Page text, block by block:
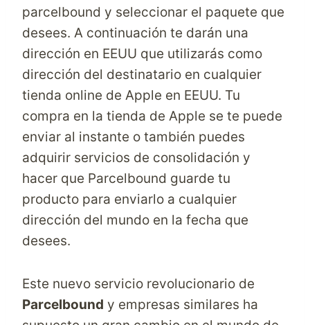
parcelbound y seleccionar el paquete que
desees. A continuación te darán una
dirección en EEUU que utilizarás como
dirección del destinatario en cualquier
tienda online de Apple en EEUU. Tu
compra en la tienda de Apple se te puede
enviar al instante o también puedes
adquirir servicios de consolidación y
hacer que Parcelbound guarde tu
producto para enviarlo a cualquier
dirección del mundo en la fecha que
desees.
Este nuevo servicio revolucionario de
Parcelbound y empresas similares ha